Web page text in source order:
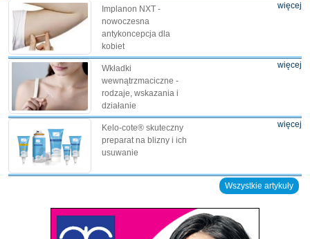
Implanon NXT -
nowoczesna
antykoncepcja dla
kobiet
więcej
Wkładki
wewnątrzmaciczne -
rodzaje, wskazania i
działanie
więcej
Kelo-cote® skuteczny
preparat na blizny i ich
usuwanie
więcej
Wszystkie artykuły